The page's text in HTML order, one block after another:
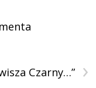
›
Czarny…”